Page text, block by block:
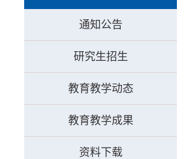
通知公告
研究生招生
教育教学动态
教育教学成果
资料下载